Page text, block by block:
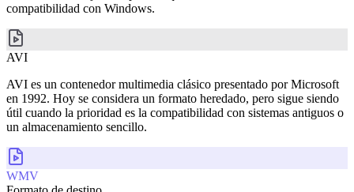
compatibilidad con Windows.
AVI
AVI es un contenedor multimedia clásico presentado por Microsoft
en 1992. Hoy se considera un formato heredado, pero sigue siendo
útil cuando la prioridad es la compatibilidad con sistemas antiguos o
un almacenamiento sencillo.
WMV